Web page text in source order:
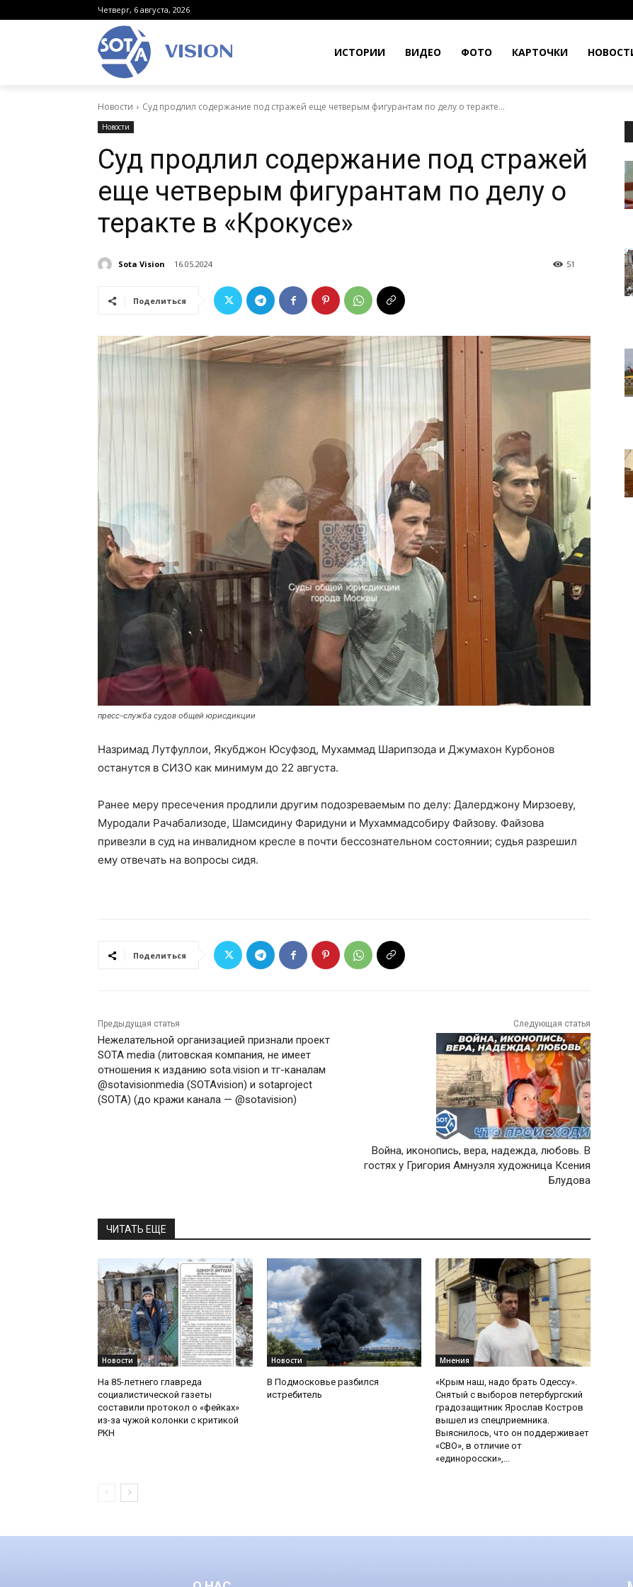
Четверг, 6 августа, 2026
VISION ИСТОРИИ ВИДЕО ФОТО КАРТОЧКИ
Новости Суд продлил содержание под стражей еще четверым фигурантам по делу о теракте...
Новости
Суд продлил содержание под стражей
еще четверым фигурантам по делу о
теракте в «Крокусе»
Sota Vision 16.05.2024 51
Поделиться
пресс-служба судов общей юрисдикции
Назримад Лутфуллои, Якубджон Юсуфзод, Мухаммад Шарипзода и Джумахон Курбонов
останутся в СИЗО как минимум до 22 августа.
Ранее меру пресечения продлили другим подозреваемым по делу: Далерджону Мирзоеву,
Муродали Рачабализоде, Шамсидину Фаридуни и Мухаммадсобиру Файзову. Файзова
привезли в суд на инвалидном кресле в почти бессознательном состоянии; судья разрешил
ему отвечать на вопросы сидя.
Поделиться
Предыдущая статья
Нежелательной организацией признали проект
SOTA media (литовская компания, не имеет
отношения к изданию sota.vision и тг-каналам
@sotavisionmedia (SOTAvision) и sotaproject
(SOTA) (до кражи канала — @sotavision)
Следующая статья
Война, иконопись, вера, надежда, любовь. В
гостях у Григория Амнуэля художница Ксения
Блудова
ЧИТАТЬ ЕЩЕ
Новости
На 85-летнего главреда
социалистической газеты
составили протокол о «фейках»
из-за чужой колонки с критикой
РКН
Новости
В Подмосковье разбился
истребитель
Мнения
«Крым наш, надо брать Одессу».
Снятый с выборов петербургский
градозащитник Ярослав Костров
вышел из спецприемника.
Выяснилось, что он поддерживает
«СВО», в отличие от
«единоросски»,...